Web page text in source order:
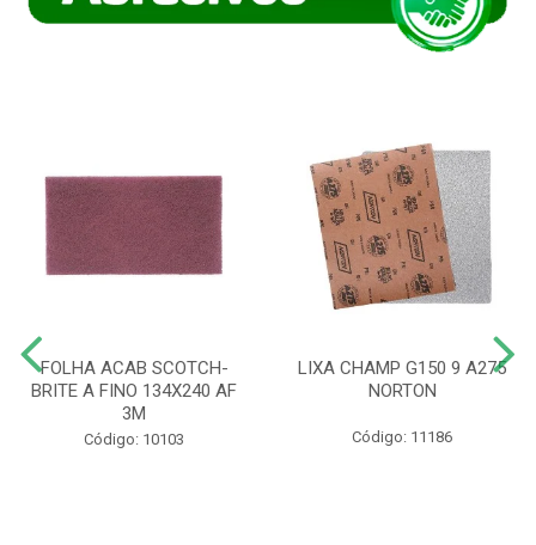
FOLHA ACAB SCOTCH-
BRITE A FINO 134X240 AF
3M
Código: 10103
LIXA CHAMP G150 9 A275
NORTON
Código: 11186